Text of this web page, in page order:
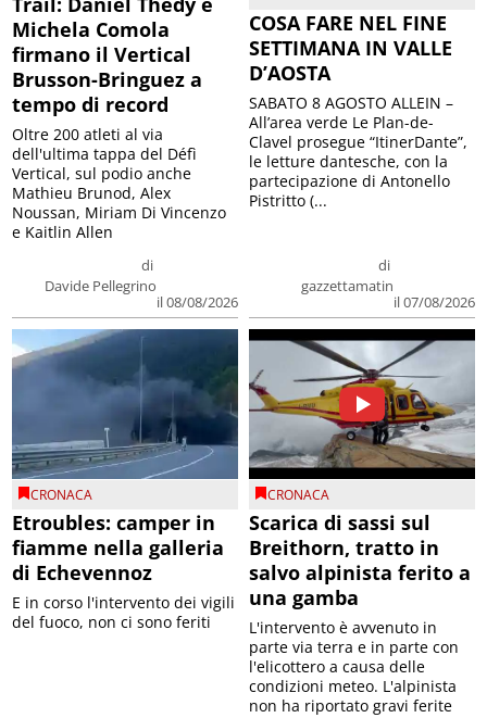
Michela Comola
firmano il Vertical
Brusson-Bringuez a
tempo di record
di
Davide Pellegrino
il 08/08/2026
Oltre 200 atleti al via
dell'ultima tappa del Défì
Vertical, sul podio anche
Mathieu Brunod, Alex
Noussan, Miriam Di Vincenzo
e Kaitlin Allen
COSA FARE NEL FINE
SETTIMANA IN VALLE
D’AOSTA
di
gazzettamatin
il 07/08/2026
SABATO 8 AGOSTO ALLEIN –
All’area verde Le Plan-de-
Clavel prosegue “ItinerDante”,
le letture dantesche, con la
partecipazione di Antonello
Pistritto (...
CRONACA
Etroubles: camper in
fiamme nella galleria
di Echevennoz
E in corso l'intervento dei vigili
del fuoco, non ci sono feriti
CRONACA
Scarica di sassi sul
Breithorn, tratto in
salvo alpinista ferito a
una gamba
L'intervento è avvenuto in
parte via terra e in parte con
l'elicottero a causa delle
condizioni meteo. L'alpinista
non ha riportato gravi ferite